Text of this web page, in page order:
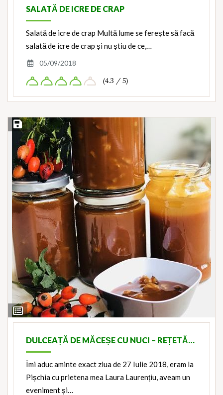
SALATĂ DE ICRE DE CRAP
Salată de icre de crap Multă lume se ferește să facă
salată de icre de crap și nu știu de ce,…
05/09/2018
(4.3 / 5)
View
Ingredients
Save Recipe
DULCEAȚĂ DE MĂCEȘE CU NUCI – REȚETĂ…
Îmi aduc aminte exact ziua de 27 Iulie 2018, eram la
Pișchia cu prietena mea Laura Laurențiu, aveam un
eveniment și…